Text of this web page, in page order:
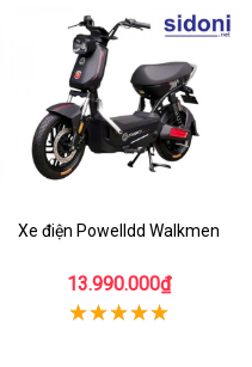
Xe điện Powelldd Walkmen
13.990.000₫